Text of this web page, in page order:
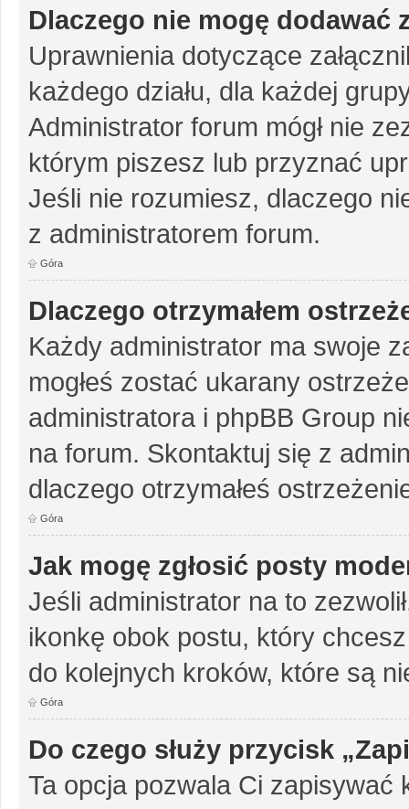
Dlaczego nie mogę dodawać
Uprawnienia dotyczące
każdego działu, dla każdej
Administrator forum mógł nie
którym piszesz lub przyznać
Jeśli nie rozumiesz, dlaczego
z administratorem forum.
Góra
Dlaczego otrzymałem
Każdy administrator ma swoje
mogłeś zostać ukarany
administratora i phpBB Group
na forum. Skontaktuj się z
dlaczego otrzymałeś
Góra
Jak mogę zgłosić posty
Jeśli administrator na to
ikonkę obok postu, który
do kolejnych kroków, które są
Góra
Do czego służy przycisk
Ta opcja pozwala Ci zapisywać